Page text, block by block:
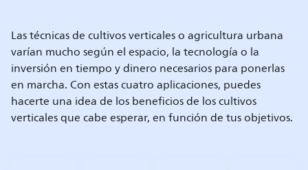
Las técnicas de cultivos verticales o agricultura urbana
varían mucho según el espacio, la tecnología o la
inversión en tiempo y dinero necesarios para ponerlas
en marcha. Con estas cuatro aplicaciones, puedes
hacerte una idea de los beneficios de los cultivos
verticales que cabe esperar, en función de tus objetivos.